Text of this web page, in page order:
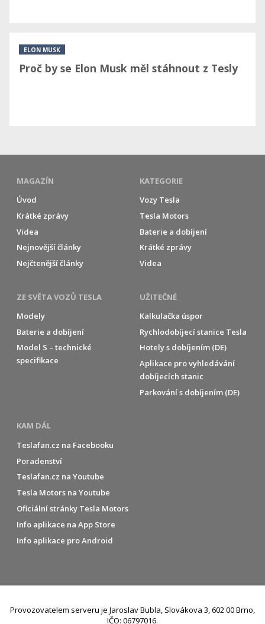
Proč by se Elon Musk měl stáhnout z Tesly
ELON MUSK
MAGAZÍN
Úvod
Krátké zprávy
Videa
Nejnovější články
Nejčtenější články
KATEGORIE
Vozy Tesla
Tesla Motors
Baterie a dobíjení
Krátké zprávy
Videa
ZE SVĚTA VOZŮ TESLA
Modely
Baterie a dobíjení
Model S – technické
specifikace
UŽITEČNÉ
Kalkulačka úspor
Rychlodobíjecí stanice Tesla
Hotely s dobíjením (DE)
Aplikace pro vyhledávání
dobíjecích stanic
Parkování s dobíjením (DE)
KAM DÁL
Teslafan.cz na Facebooku
Poradenství
Teslafan.cz na Youtube
Tesla Motors na Youtube
Oficiální stránky Tesla Motors
Info aplikace na App Store
Info aplikace pro Android
Provozovatelem serveru je Jaroslav Bubla, Slovákova 3, 602 00 Brno,
IČO: 06797016.